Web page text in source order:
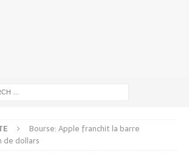
Bourse: Apple franchit la barre
de dollars